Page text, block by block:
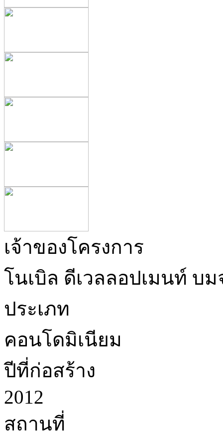
เจ้าของโครงการ
โนเบิล ดีเวลลอปเมนท์ บม
ประเภท
คอนโดมิเนียม
ปีที่ก่อสร้าง
2012
สถานที่